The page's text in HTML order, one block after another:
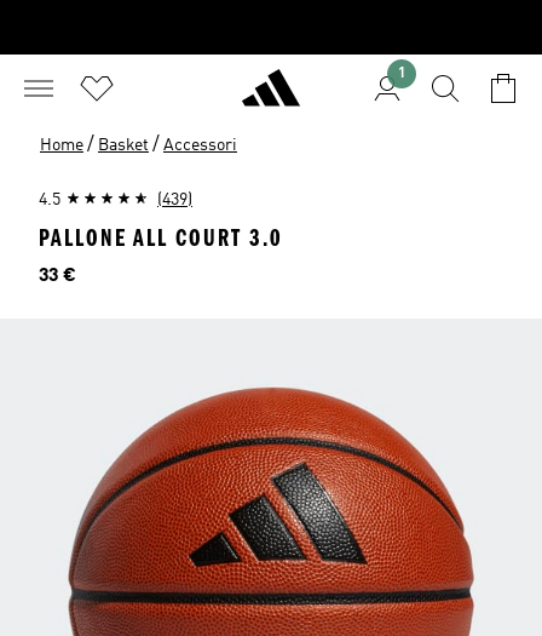
1
Home / Basket / Accessori
4.5 (439)
PALLONE ALL COURT 3.0
Prezzo
33 €